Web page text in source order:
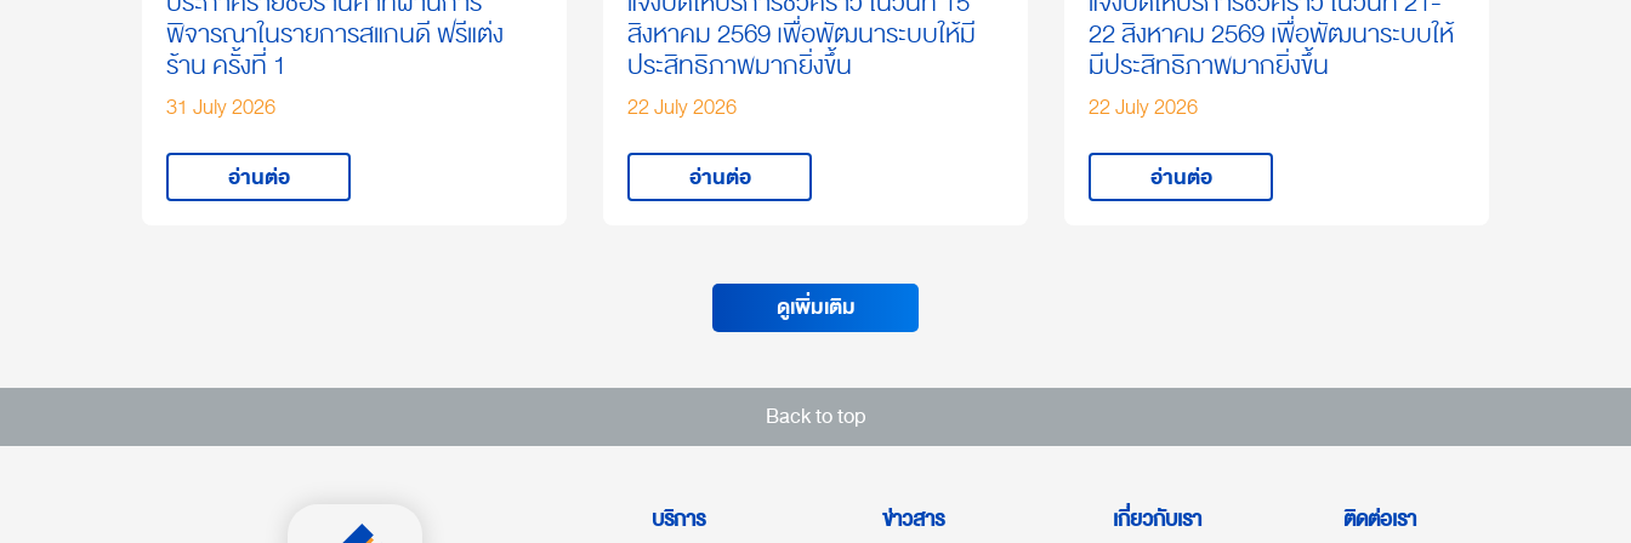
พิจารณาในรายการสแกนดี ฟรีแต่ง
ร้าน ครั้งที่ 1
31 July 2026
อ่านต่อ
สิงหาคม 2569 เพื่อพัฒนาระบบให้มี
ประสิทธิภาพมากยิ่งขึ้น
22 July 2026
อ่านต่อ
22 สิงหาคม 2569 เพื่อพัฒนาระบบให้
มีประสิทธิภาพมากยิ่งขึ้น
22 July 2026
อ่านต่อ
ดูเพิ่มเติม
Back to top
บริการ ข่าวสาร เกี่ยวกับเรา ติดต่อเรา